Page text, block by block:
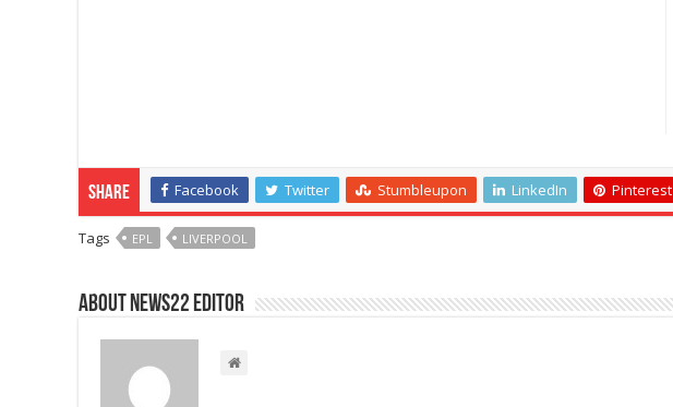
Share Facebook Twitter Stumbleupon LinkedIn Pinterest
Tags EPL LIVERPOOL
About NEWS22 EDITOR